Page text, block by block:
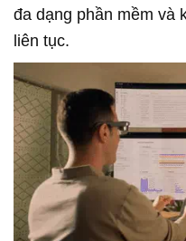
đa dạng phần mềm và
liên tục.